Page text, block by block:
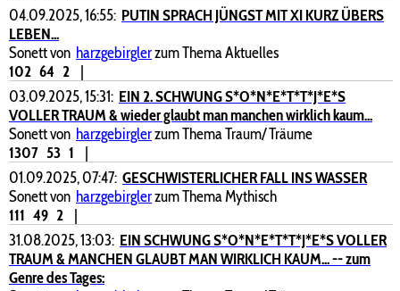
04.09.2025, 16:55: PUTIN SPRACH JÜNGST MIT XI KURZ ÜBERS
LEBEN...
Sonett von harzgebirglerzum Thema Aktuelles
102 64 2
|
03.09.2025, 15:31: EIN 2. SCHWUNG S*O*N*E*T*T*J*E*S
VOLLER TRAUM & wieder glaubt man manchen wirklich kaum...
Sonett von harzgebirglerzum Thema Traum/ Träume
1307 53 1
|
01.09.2025, 07:47: GESCHWISTERLICHER FALL INS WASSER
Sonett von harzgebirglerzum Thema Mythisch
111 49 2
|
31.08.2025, 13:03: EIN SCHWUNG S*O*N*E*T*T*J*E*S VOLLER
TRAUM & MANCHEN GLAUBT MAN WIRKLICH KAUM... -- zum
Genre des Tages: